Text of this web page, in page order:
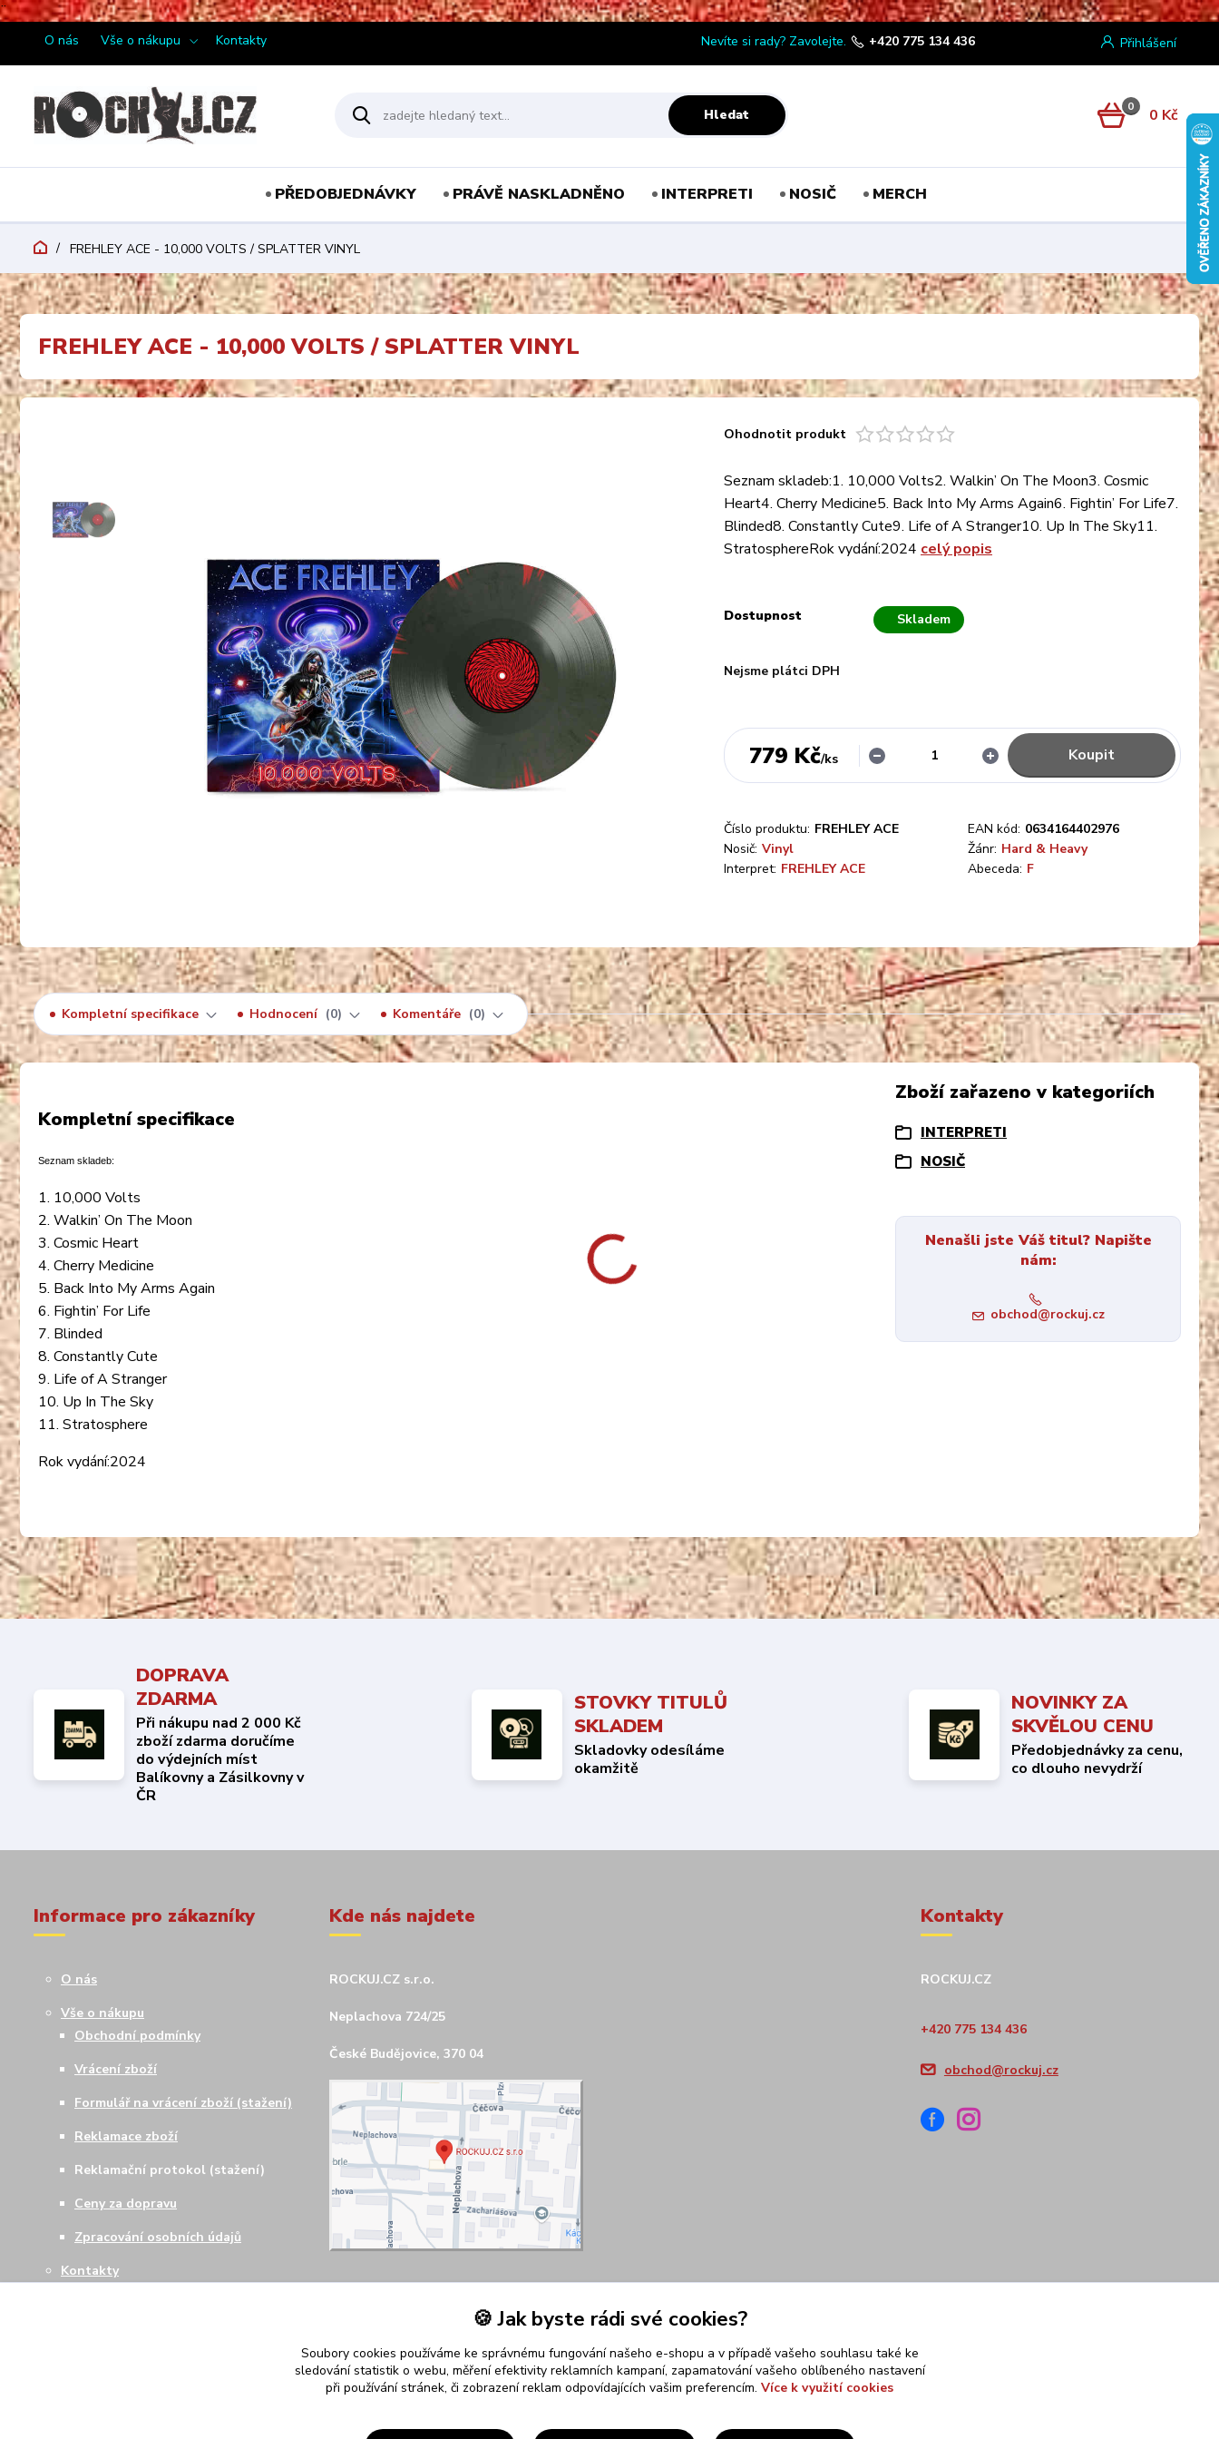
¨
O nás Vše o nákupu Kontakty Přihlášení
Hledat
Nevíte si rady? Zavolejte. +420 775 134 436
0 0 Kč
PŘEDOBJEDNÁVKY PRÁVĚ NASKLADNĚNO INTERPRETI NOSIČ MERCH
FREHLEY ACE - 10,000 VOLTS / SPLATTER VINYL
FREHLEY ACE - 10,000 VOLTS / SPLATTER VINYL
Ohodnotit produkt
Seznam skladeb:1. 10,000 Volts2. Walkin’ On The Moon3. Cosmic
Heart4. Cherry Medicine5. Back Into My Arms Again6. Fightin’ For Life7.
Blinded8. Constantly Cute9. Life of A Stranger10. Up In The Sky11.
StratosphereRok vydání:2024 celý popis
Dostupnost Skladem
Nejsme plátci DPH
779 Kč/ks Koupit
Číslo produktu: FREHLEY ACE EAN kód: 0634164402976
Nosič: Vinyl Žánr: Hard & Heavy
Interpret: FREHLEY ACE Abeceda: F
Kompletní specifikace Hodnocení 0 Komentáře 0
Kompletní specifikace
Seznam skladeb:
1. 10,000 Volts
2. Walkin’ On The Moon
3. Cosmic Heart
4. Cherry Medicine
5. Back Into My Arms Again
6. Fightin’ For Life
7. Blinded
8. Constantly Cute
9. Life of A Stranger
10. Up In The Sky
11. Stratosphere
Rok vydání:2024
Zboží zařazeno v kategoriích
INTERPRETI
NOSIČ
Nenašli jste Váš titul? Napište
nám:
obchod@rockuj.cz
DOPRAVA
ZDARMA
Při nákupu nad 2 000 Kč
zboží zdarma doručíme
do výdejních míst
Balíkovny a Zásilkovny v
ČR
STOVKY TITULŮ
SKLADEM
Skladovky odesíláme
okamžitě
NOVINKY ZA
SKVĚLOU CENU
Předobjednávky za cenu,
co dlouho nevydrží
Informace pro zákazníky
O nás
Vše o nákupu
Obchodní podmínky
Vrácení zboží
Formulář na vrácení zboží (stažení)
Reklamace zboží
Reklamační protokol (stažení)
Ceny za dopravu
Zpracování osobních údajů
Kontakty
Kde nás najdete
ROCKUJ.CZ s.r.o.
Neplachova 724/25
České Budějovice, 370 04
Kontakty
ROCKUJ.CZ
+420 775 134 436
obchod@rockuj.cz
🍪 Jak byste rádi své cookies?
Soubory cookies používáme ke správnému fungování našeho e-shopu a v případě vašeho souhlasu také ke
sledování statistik o webu, měření efektivity reklamních kampaní, zapamatování vašeho oblíbeného nastavení
při používání stránek, či zobrazení reklam odpovídajících vašim preferencím. Více k využití cookies